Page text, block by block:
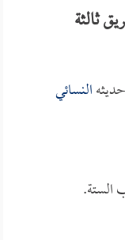
ثالثة
النسائي